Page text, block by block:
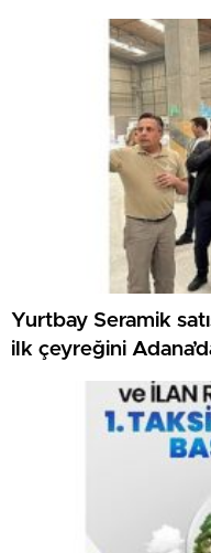
Yurtbay Seramik
ilk çeyreğini